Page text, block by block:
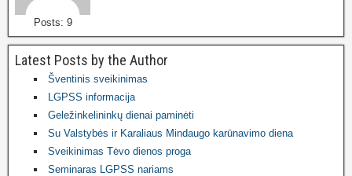
Posts: 9
Latest Posts by the Author
Šventinis sveikinimas
LGPSS informacija
Geležinkelininkų dienai paminėti
Su Valstybės ir Karaliaus Mindaugo karūnavimo diena
Sveikinimas Tėvo dienos proga
Seminaras LGPSS nariams